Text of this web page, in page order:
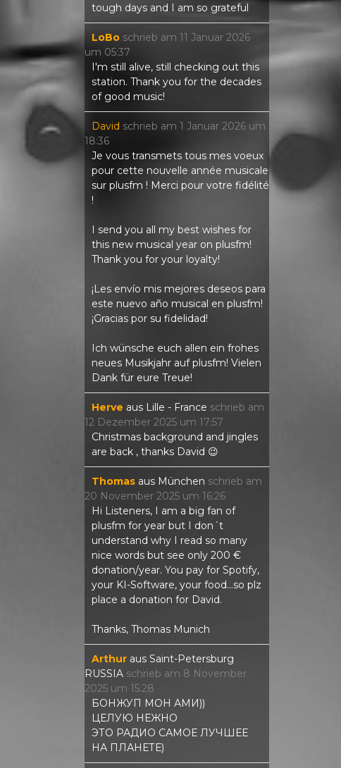
tough days and I am so grateful
LoBo schrieb am 11 Januar 2026
um 05:37
I'm still alive, still checking out this
station. Thank you for the decades
of good music!
David schrieb am 1 Januar 2026 um
18:36
Je vous transmets tous mes voeux
pour cette nouvelle année musicale
sur plusfm ! Merci pour votre fidélité
!
I send you all my best wishes for
this new musical year on plusfm!
Thank you for your loyalty!
¡Les envío mis mejores deseos para
este nuevo año musical en plusfm!
¡Gracias por su fidelidad!
Ich wünsche euch allen ein frohes
neues Musikjahr auf plusfm! Vielen
Dank für eure Treue!
Herve aus Lille - France schrieb am
12 Dezember 2025 um 17:57
Christmas background and jingles
are back , thanks David 😉
Thomas aus München schrieb am
20 November 2025 um 16:26
Hi Listeners, I am a big fan of
plusfm for year but I don´t
understand why I read so many
nice words but see only 200 €
donation/year. You pay for Spotify,
your KI-Software, your food...so plz
place a donation for David.
Thanks, Thomas Munich
Arthur aus Saint-Petersburg
RUSSIA schrieb am 8 November
2025 um 15:28
БОНЖУП МОН АМИ))
ЦЕЛУЮ НЕЖНО
ЭТО РАДИО САМОЕ ЛУЧШЕЕ
НА ПЛАНЕТЕ)